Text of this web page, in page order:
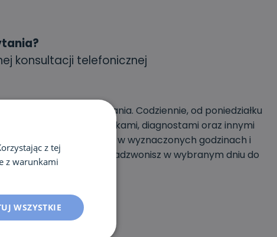
konsultacji telefonicznej
na Twoje pytania. Codziennie, od poniedziałku
z naszymi dietetykami, diagnostami oraz innymi
konsultacje odbywają się w wyznaczonych godzinach i
– wystarczy, że zadzwonisz w wybranym dniu do
z tej
z warunkami
WSZYSTKIE